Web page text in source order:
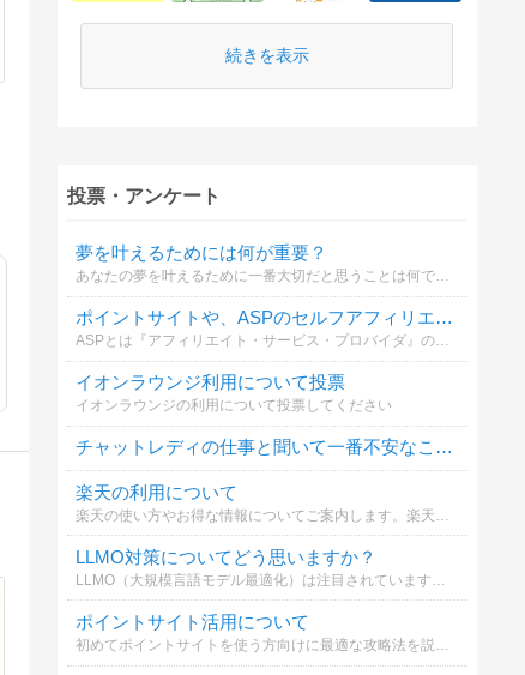
続きを表示
投票・アンケート
夢を叶えるためには何が重要？
あなたの夢を叶えるために一番大切だと思うことは何ですか？
ポイントサイトや、ASPのセルフアフィリエイトは利用していますか？
ASPとは『アフィリエイト・サービス・プロバイダ』のことです。バリューコマース、A8.net、リンクシェア、アクセストレード等。
イオンラウンジ利用について投票
イオンラウンジの利用について投票してください
チャットレディの仕事と聞いて一番不安なことは？
楽天の利用について
LLMO対策についてどう思いますか？
LLMO（大規模言語モデル最適化）は注目されていますが、SEOとの違いや対策についてどう考えますか？詳しく解説しています。
ポイントサイト活用について
初めてポイントサイトを使う方向けに最適な攻略法を説明します。簡単に始められるので是非参考にしてください。